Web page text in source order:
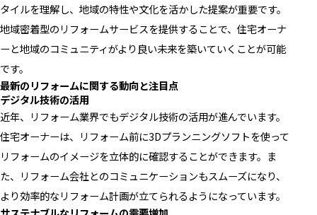
タイルを理解し、地域の特性や文化を活かした提案が重要です。
地域密着型のリフォームサービスを提供することで、住宅オーナ
ーと地域のコミュニティがより良い未来を築いていくことが可能
です。
最新のリフォームに関する動向と注目点
デジタル技術の活用
近年、リフォーム業界でもデジタル技術の活用が進んでいます。
住宅オーナーは、リフォーム前に3Dプランニングソフトを使って
リフォームのイメージを立体的に確認することができます。ま
た、リフォーム会社とのコミュニケーションもスムーズになり、
より効率的なリフォーム計画が立てられるようになっています。